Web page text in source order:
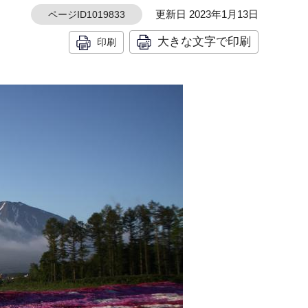
ページID1019833 更新日 2023年1月13日
印刷 大きな文字で印刷